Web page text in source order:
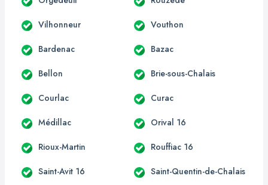
Vilhonneur Vouthon
Bardenac Bazac
Bellon Brie-sous-Chalais
Courlac Curac
Médillac Orival 16
Rioux-Martin Rouffiac 16
Saint-Avit 16 Saint-Quentin-de-Chalais